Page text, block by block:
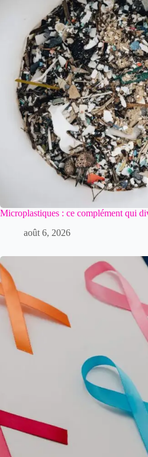
Microplastiques : ce complément qui
août 6, 2026